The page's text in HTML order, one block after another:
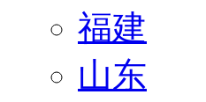
福建
山东